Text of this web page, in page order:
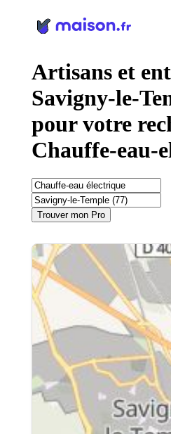
Artisans et
Savigny-le-
pour votre
Chauffe-eau-
Trouver mon Pro